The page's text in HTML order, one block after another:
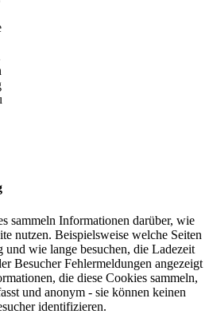
sammeln Informationen darüber, wie
nutzen. Beispielsweise welche Seiten
und wie lange besuchen, die Ladezeit
Besucher Fehlermeldungen angezeigt
die diese Cookies sammeln,
und anonym - sie können keinen
identifizieren.